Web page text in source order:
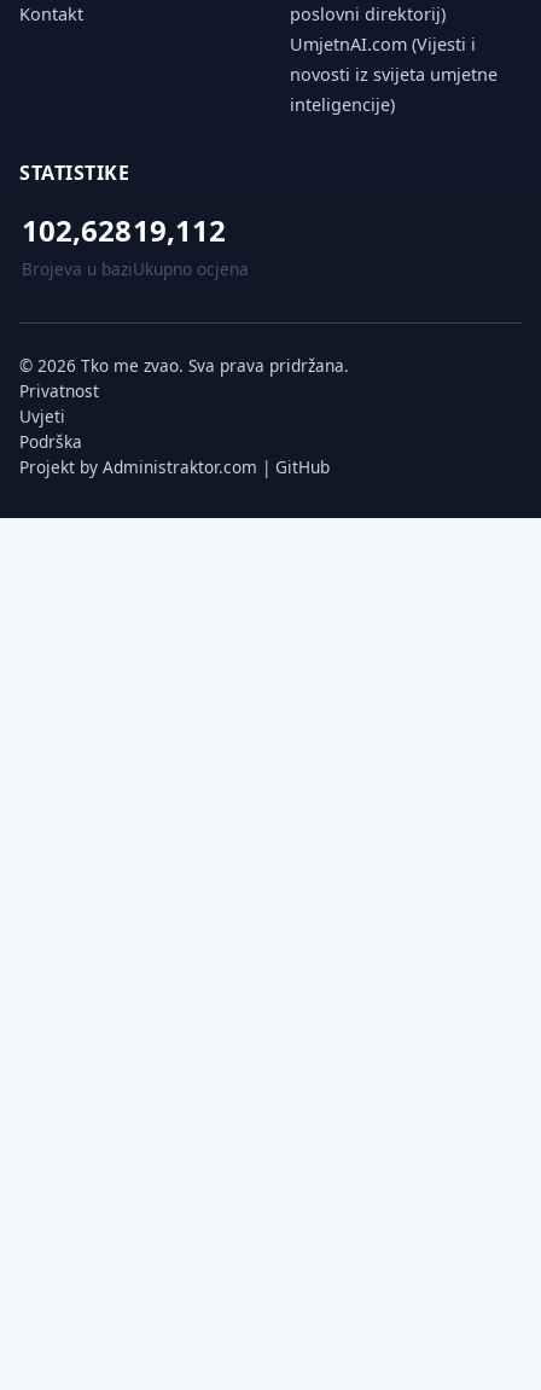
Kontakt
poslovni direktorij)
UmjetnAI.com (Vijesti i
novosti iz svijeta umjetne
inteligencije)
STATISTIKE
102,628
Brojeva u bazi
19,112
Ukupno ocjena
© 2026 Tko me zvao. Sva prava pridržana.
Privatnost
Uvjeti
Podrška
Projekt by Administraktor.com | GitHub